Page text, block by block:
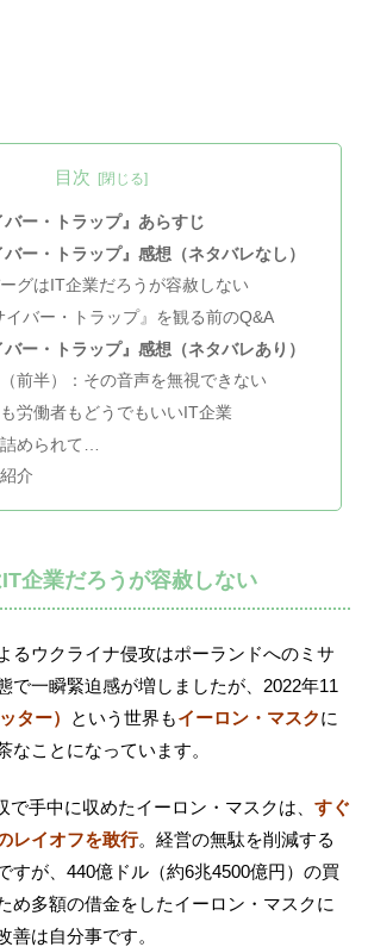
目次
バー・トラップ』あらすじ
バー・トラップ』感想（ネタバレなし）
グはIT企業だろうが容赦しない
イバー・トラップ』を観る前のQ&A
バー・トラップ』感想（ネタバレあり）
前半）：その音声を無視できない
労働者もどうでもいいIT企業
められて…
介
企業だろうが容赦しない
るウクライナ侵攻はポーランドへのミサ
で一瞬緊迫感が増しましたが、2022年11
ター） という世界もイーロン・マスクに
なことになっています。
で手中に収めたイーロン・マスクは、 すぐ
レイオフを敢行。経営の無駄を削減する
すが、440億ドル（約6兆4500億円）の買
め多額の借金をしたイーロン・マスクに
善は自分事です。